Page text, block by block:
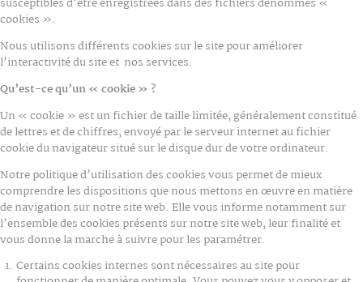
cookies ».
Nous utilisons différents cookies sur le site pour améliorer
l’interactivité du site et nos services.
Qu’est-ce qu’un « cookie » ?
Un « cookie » est un fichier de taille limitée, généralement constitué
de lettres et de chiffres, envoyé par le serveur internet au fichier
cookie du navigateur situé sur le disque dur de votre ordinateur.
Notre politique d’utilisation des cookies vous permet de mieux
comprendre les dispositions que nous mettons en œuvre en matière
de navigation sur notre site web. Elle vous informe notamment sur
l’ensemble des cookies présents sur notre site web, leur finalité et
vous donne la marche à suivre pour les paramétrer.
Certains cookies internes sont nécessaires au site pour